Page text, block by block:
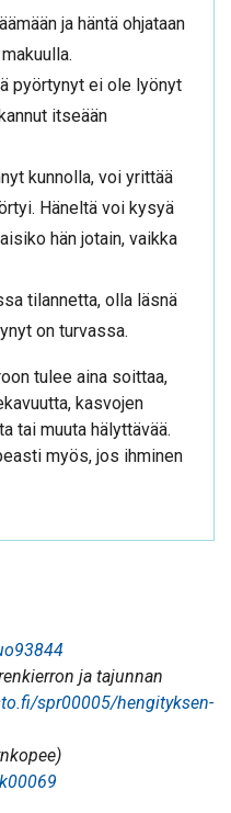
ja häntä ohjataan
pyörtynyt ei ole lyönyt
itseään
kunnolla, voi yrittää
Häneltä voi kysyä
hän jotain, vaikka
tilannetta, olla läsnä
on turvassa.
tulee aina soittaa,
kasvojen
tai muuta hälyttävää.
myös, jos ihminen
ja tajunnan
spr00005/hengityksen-